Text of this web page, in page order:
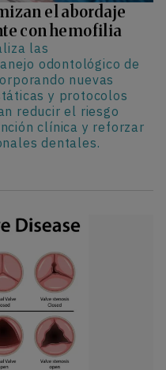
el abordaje
con hemofilia
las
odontológico de
nuevas
y protocolos
reducir el riesgo
clínica y reforzar
dentales.